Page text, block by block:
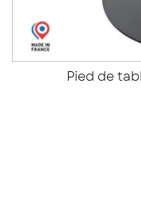
Pied de